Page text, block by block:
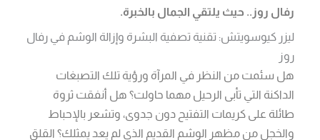
رفال روز.. حيث يلتقي الجمال بالخبرة.
ليزر كيوسويتش: تقنية تصفية البشرة وإزالة الوشم في رفال
روز
هل سئمت من النظر في المرآة ورؤية تلك التصبغات
الداكنة التي تأبى الرحيل مهما حاولت؟ هل أنفقت ثروة
طائلة على كريمات التفتيح دون جدوى، وتشعر بالإحباط
والخجل من مظهر الوشم القديم الذي لم يعد يمثلك؟ القلق